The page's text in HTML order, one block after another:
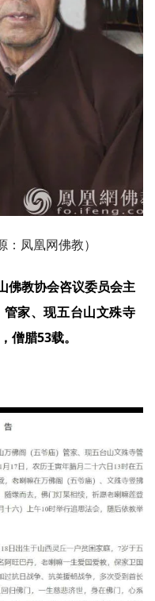
凤凰网佛教）
佛教协会咨议委员会主
家、现五台山文殊寺
僧腊53载。